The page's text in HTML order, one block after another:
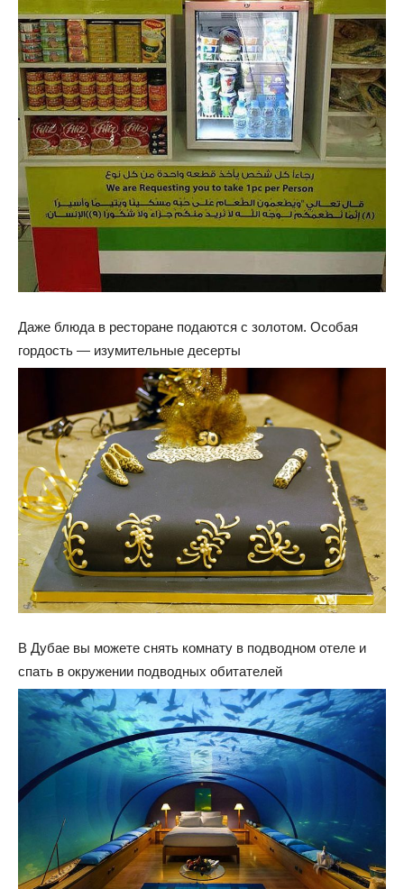
Даже блюда в ресторане подаются с золотом. Особая
гордость — изумительные десерты
В Дубае вы можете снять комнату в подводном отеле и
спать в окружении подводных обитателей